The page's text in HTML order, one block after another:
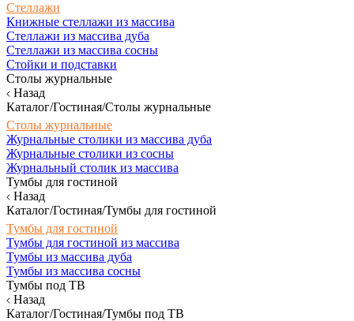
Стеллажи
Книжные стеллажи из массива
Стеллажи из массива дуба
Стеллажи из массива сосны
Стойки и подставки
Столы журнальные
Назад
Каталог/Гостиная/Столы журнальные
Столы журнальные
Журнальные столики из массива дуба
Журнальные столики из сосны
Журнальный столик из массива
Тумбы для гостиной
Назад
Каталог/Гостиная/Тумбы для гостиной
Тумбы для гостиной
Тумбы для гостиной из массива
Тумбы из массива дуба
Тумбы из массива сосны
Тумбы под ТВ
Назад
Каталог/Гостиная/Тумбы под ТВ